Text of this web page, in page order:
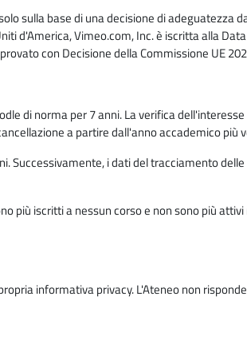
sulla base di una decisione di adeguatezza
d'America, Vimeo.com, Inc. è iscritta alla
con Decisione della Commissione UE
di norma per 7 anni. La verifica
a partire dall'anno accademico più
i dati del tracciamento
iscritti a nessun corso e non sono più
informativa privacy. L'Ateneo non